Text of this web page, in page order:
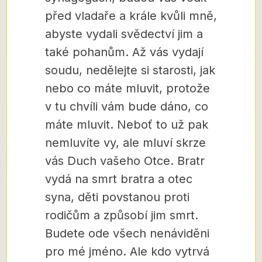
před vladaře a krále kvůli mně,
abyste vydali svědectví jim a
také pohanům. Až vás vydají
soudu, nedělejte si starosti, jak
nebo co máte mluvit, protože
v tu chvíli vám bude dáno, co
máte mluvit. Neboť to už pak
nemluvíte vy, ale mluví skrze
vás Duch vašeho Otce. Bratr
vydá na smrt bratra a otec
syna, děti povstanou proti
rodičům a způsobí jim smrt.
Budete ode všech nenáviděni
pro mé jméno. Ale kdo vytrvá